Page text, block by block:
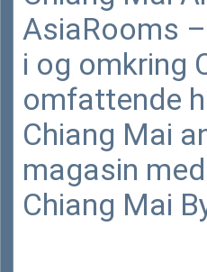
AsiaRooms
i og omkring
omfattende
Chiang Mai
magasin
Chiang Mai